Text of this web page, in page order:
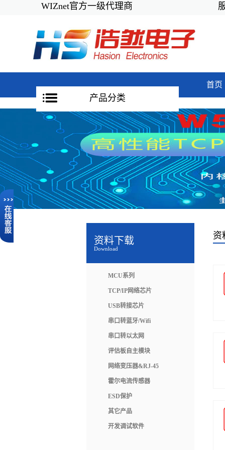
WIZnet官方一级代理商 服务
产品分类
首页
资料下载
Download
MCU系列
TCP/IP网络芯片
USB转接芯片
串口转蓝牙/Wifi
串口转以太网
评估板自主模块
网络变压器&RJ-45
霍尔电流传感器
ESD保护
其它产品
开发调试软件
资